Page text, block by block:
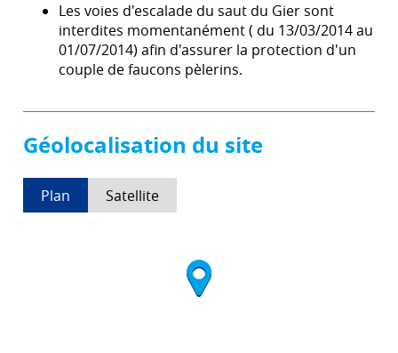
Les voies d'escalade du saut du Gier sont
interdites momentanément ( du 13/03/2014 au
01/07/2014) afin d'assurer la protection d'un
couple de faucons pèlerins.
Géolocalisation du site
Plan Satellite